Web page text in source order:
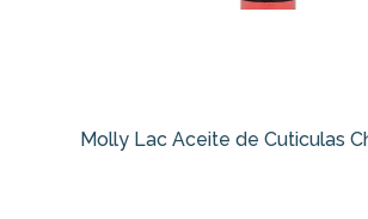
Molly Lac Aceite de Cuticulas